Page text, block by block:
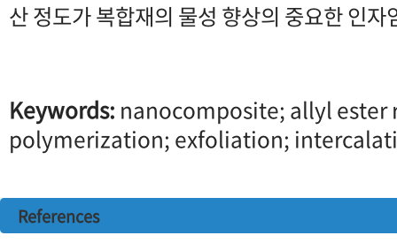
산 정도가 복합재의 물성 향상의 중요한 인
Keywords: nanocomposite; allyl ester
polymerization; exfoliation;
References